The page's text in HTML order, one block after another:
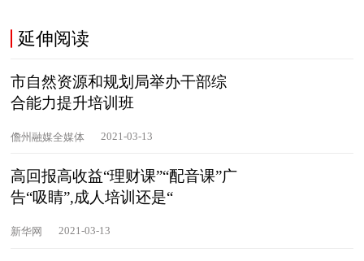
延伸阅读
市自然资源和规划局举办干部综
合能力提升培训班
儋州融媒全媒体 2021-03-13
高回报高收益“理财课”“配音课”广
告“吸睛”,成人培训还是“
新华网 2021-03-13